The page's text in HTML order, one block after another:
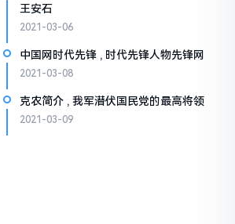
王安石
2021-03-06
中国网时代先锋 , 时代先锋人物先锋网
2021-03-08
克农简介 , 我军潜伏国民党的最高将领
2021-03-09